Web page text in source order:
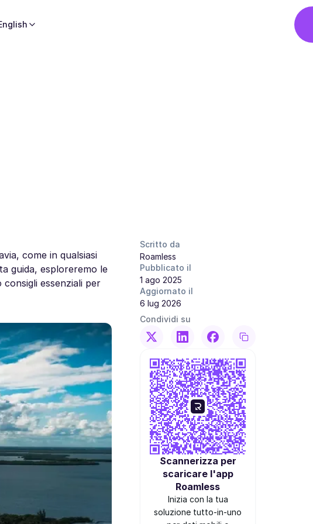
come in qualsiasi
guida, esploreremo le
essenziali per
Scritto da
Roamless
Pubblicato il
1 ago 2025
Aggiornato il
6 lug 2026
Condividi su
Scannerizza per
scaricare l'app
Roamless
Inizia con la tua
soluzione tutto-in-uno